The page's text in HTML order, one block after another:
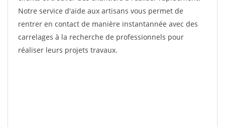
Notre service d'aide aux artisans vous permet de
rentrer en contact de manière instantannée avec des
carrelages à la recherche de professionnels pour
réaliser leurs projets travaux.